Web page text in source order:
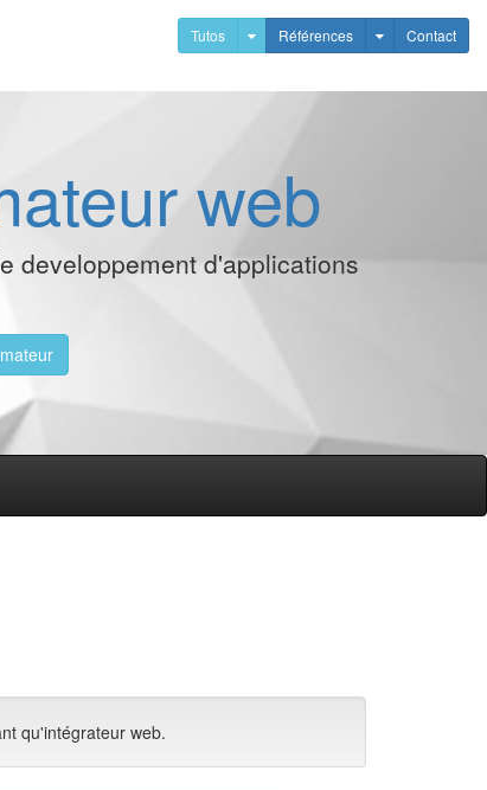
Tutos Références Contact
web
developpement d'applications
qu'intégrateur web.